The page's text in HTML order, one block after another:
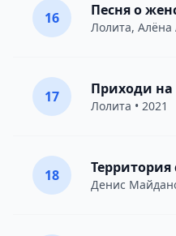
16 Песня о
Лолита, Алёна
17 Приходи на
Лолита • 2021
18 Территория
Денис